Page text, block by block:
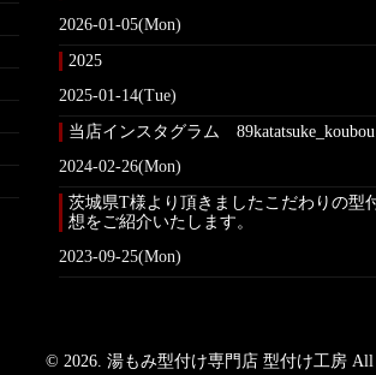
2026-01-05(Mon)
2025
2025-01-14(Tue)
当店インスタグラム 89katatsuke_koubou
2024-02-26(Mon)
茨城県T様より頂きましたこだわりの型
想をご紹介いたします。
2023-09-25(Mon)
© 2026. 湯もみ型付け専門店 型付け工房 All